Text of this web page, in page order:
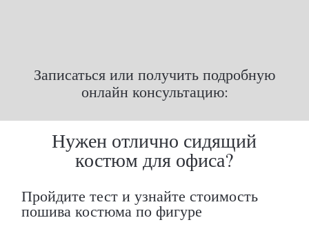
Записаться или получить подробную
онлайн консультацию: